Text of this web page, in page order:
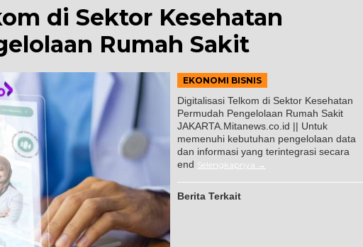
di Sektor Kesehatan
Rumah Sakit
EKONOMI BISNIS
Digitalisasi Telkom di Sektor Kesehatan
Permudah Pengelolaan Rumah Sakit
JAKARTA.Mitanews.co.id || Untuk
memenuhi kebutuhan pengelolaan data
dan informasi yang terintegrasi secara
end Selengkapnya
Berita Terkait